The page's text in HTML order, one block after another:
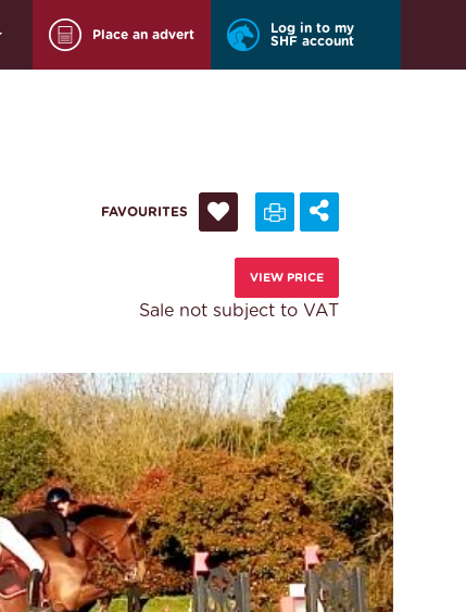
Place an advert
Log in to my
SHF account
VIEW PRICE
Sale not subject to VAT
FAVOURITES